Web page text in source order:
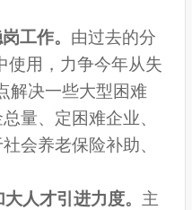
工作。 由过去的分
使用，力争今年从失
解决一些大型困难
量、定困难企业、
会养老保险补助、
人才引进力度。 主